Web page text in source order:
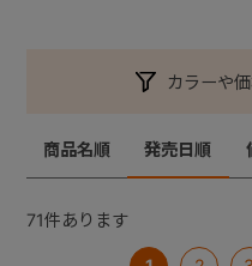
カラーや
商品名順 発売日順
71件あります